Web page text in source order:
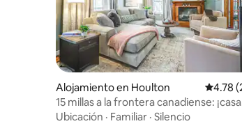
Alojamiento en Houlton
4.78
15 millas a la frontera canadiense: ¡casa
con patio!
Ubicación · Familiar · Silencio